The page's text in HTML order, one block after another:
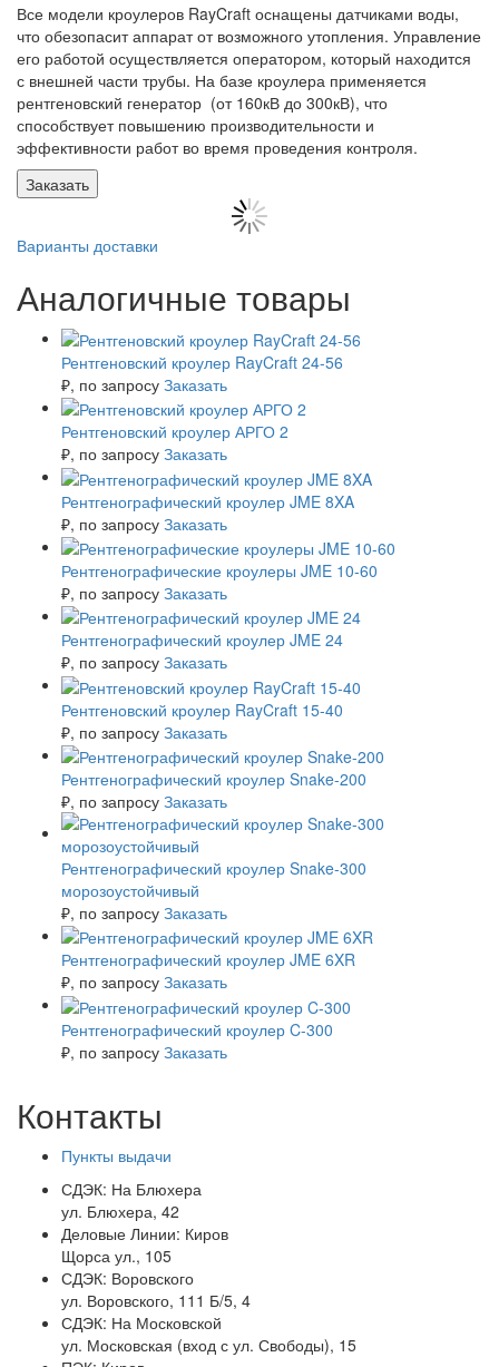
Все модели кроулеров RayCraft оснащены датчиками воды,
что обезопасит аппарат от возможного утопления. Управление
его работой осуществляется оператором, который находится
с внешней части трубы. На базе кроулера применяется
рентгеновский генератор (от 160кВ до 300кВ), что
способствует повышению производительности и
эффективности работ во время проведения контроля.
Заказать
Варианты доставки
Аналогичные товары
Рентгеновский кроулер RayCraft 24-56
₽, по запросу Заказать
Рентгеновский кроулер АРГО 2
₽, по запросу Заказать
Рентгенографический кроулер JME 8XA
₽, по запросу Заказать
Рентгенографические кроулеры JME 10-60
₽, по запросу Заказать
Рентгенографический кроулер JME 24
₽, по запросу Заказать
Рентгеновский кроулер RayCraft 15-40
₽, по запросу Заказать
Рентгенографический кроулер Snake-200
₽, по запросу Заказать
Рентгенографический кроулер Snake-300
морозоустойчивый
₽, по запросу Заказать
Рентгенографический кроулер JME 6XR
₽, по запросу Заказать
Рентгенографический кроулер C-300
₽, по запросу Заказать
Контакты
Пункты выдачи
СДЭК: На Блюхера
ул. Блюхера, 42
Деловые Линии: Киров
Щорса ул., 105
СДЭК: Воровского
ул. Воровского, 111 Б/5, 4
СДЭК: На Московской
ул. Московская (вход с ул. Свободы), 15